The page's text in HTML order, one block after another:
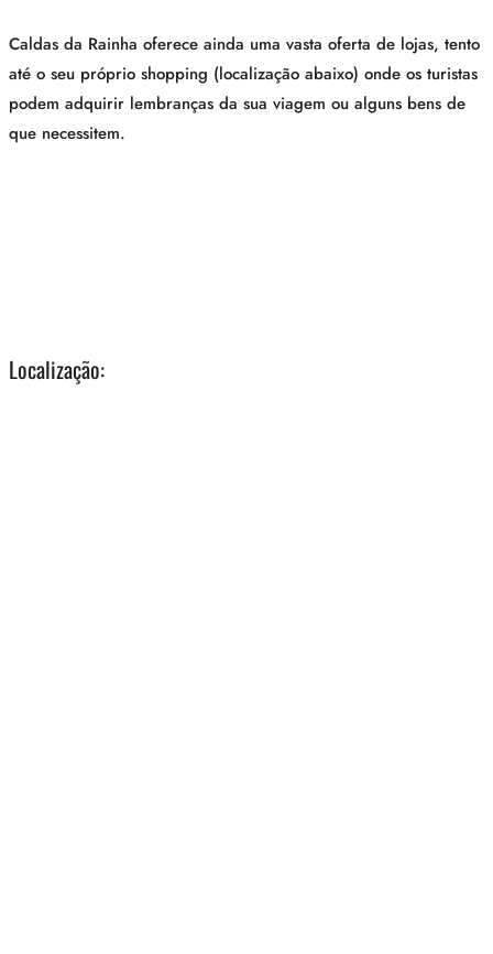
Caldas da Rainha oferece ainda uma vasta oferta de lojas, tento
até o seu próprio shopping (localização abaixo) onde os turistas
podem adquirir lembranças da sua viagem ou alguns bens de
que necessitem.
Localização: